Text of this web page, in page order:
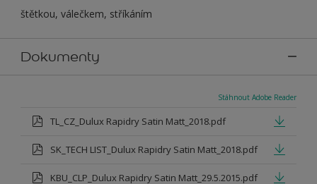
štětkou, válečkem, stříkáním
Dokumenty
Stáhnout Adobe Reader
TL_CZ_Dulux Rapidry Satin Matt_2018.pdf
SK_TECH LIST_Dulux Rapidry Satin Matt_2018.pdf
KBU_CLP_Dulux Rapidry Satin Matt_29.5.2015.pdf